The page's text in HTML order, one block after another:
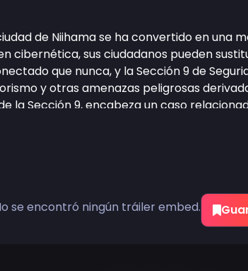
de Niihama se ha convertido en
cibernética, sus ciudadanos pueden
que nunca, y la Sección 9 de
y otras amenazas peligrosas
la Sección 9, encabeza un caso
filosóficas, como el sentido de su propia
que el propio Puppet Master.
se encontró ningún tráiler embed.